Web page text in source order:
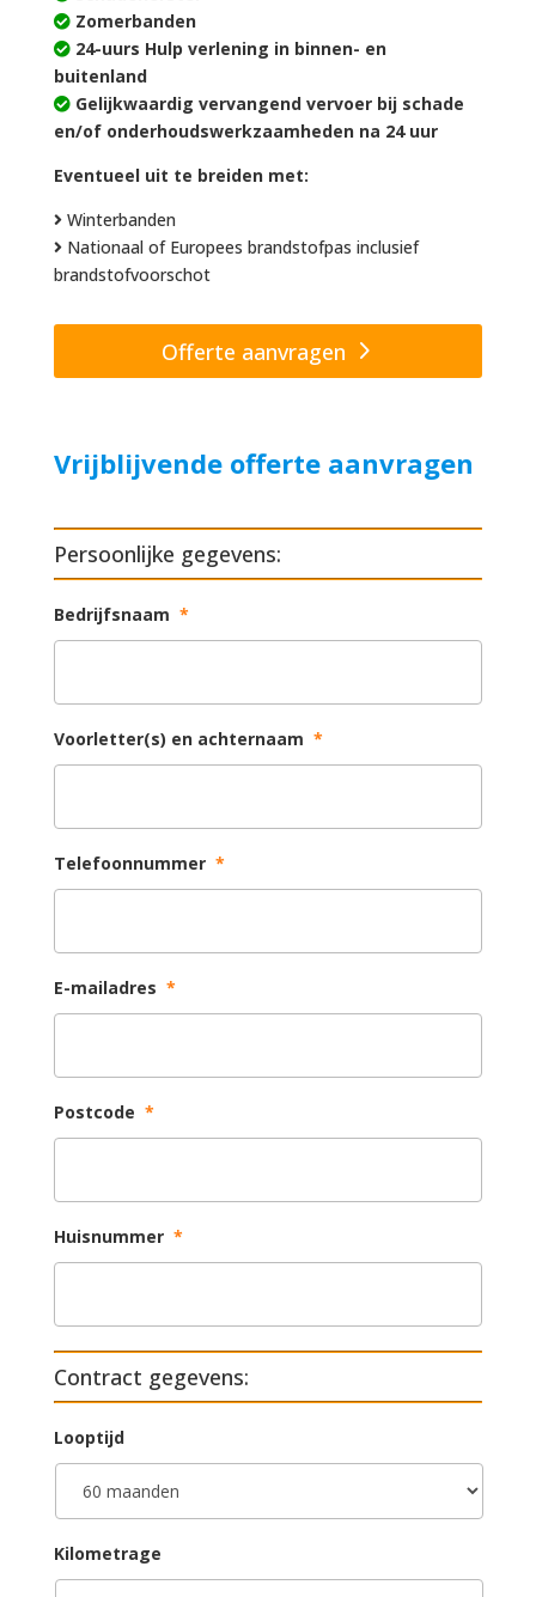
Zomerbanden
24-uurs Hulp verlening in binnen- en
buitenland
Gelijkwaardig vervangend vervoer bij schade
en/of onderhoudswerkzaamheden na 24 uur
Eventueel uit te breiden met:
Winterbanden
Nationaal of Europees brandstofpas inclusief
brandstofvoorschot
Offerte aanvragen
Vrijblijvende offerte aanvragen
Persoonlijke gegevens:
Bedrijfsnaam *
Voorletter(s) en achternaam *
Telefoonnummer *
E-mailadres *
Postcode *
Huisnummer *
Contract gegevens:
Looptijd
Kilometrage